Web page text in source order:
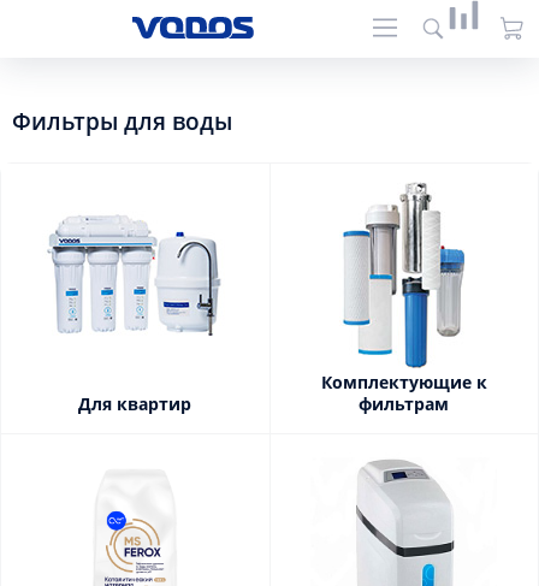
Фильтры для воды
Для квартир
Комплектующие к
фильтрам